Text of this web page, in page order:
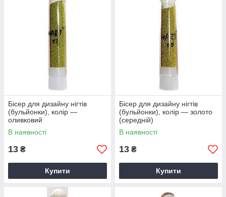
Бісер для дизайну нігтів
(бульйонки), колір —
оливковий
В наявності
13 ₴
Купити
Бісер для дизайну нігтів
(бульйонки), колір — золото
(середній)
В наявності
13 ₴
Купити